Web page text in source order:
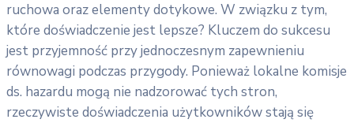
ruchowa oraz elementy dotykowe. W związku z tym,
które doświadczenie jest lepsze? Kluczem do sukcesu
jest przyjemność przy jednoczesnym zapewnieniu
równowagi podczas przygody. Ponieważ lokalne komisje
ds. hazardu mogą nie nadzorować tych stron,
rzeczywiste doświadczenia użytkowników stają się